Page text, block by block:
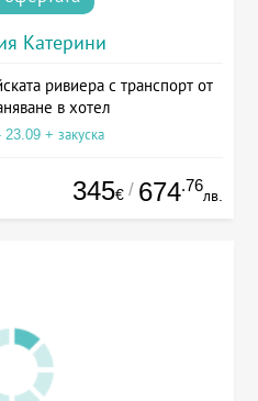
Катерини
ривиера с транспорт от
в хотел
+ закуска
345€ / 674.76
лв.